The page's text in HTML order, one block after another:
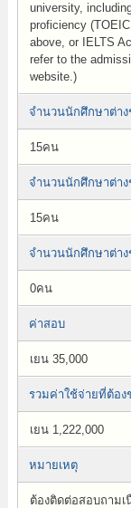
university,
proficiency
above, or IELTS
refer to the
website.)
จำนวนนักศึกษาต่า
15คน
จำนวนนักศึกษาต่า
15คน
จำนวนนักศึกษาต่า
0คน
ค่าสอบ
เยน 35,000
รวมค่าใช้จ่ายที่ต้อง
เยน 1,222,000
หมายเหตุ
ต้องติดต่อสอบถาม